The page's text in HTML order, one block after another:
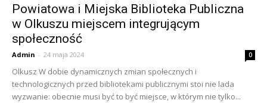
Powiatowa i Miejska Biblioteka Publiczna
w Olkuszu miejscem integrującym
społeczność
Admin - 24 maja 2024 0
Olkusz W dobie dynamicznych zmian społecznych i
technologicznych przed bibliotekami publicznymi stoi nie lada
wyzwanie: obecnie musi być to być miejsce, w którym nie tylko...